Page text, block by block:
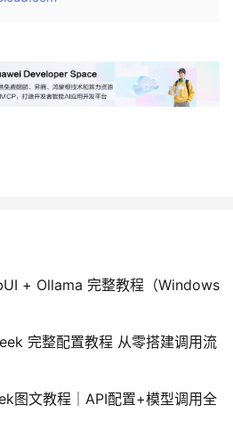
+ Ollama 完整教程（Windows
完整配置教程 从零搭建调用流
图文教程｜API配置+模型调用全